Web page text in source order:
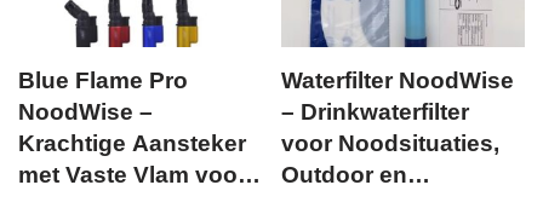
Blue Flame Pro
NoodWise –
Krachtige Aansteker
met Vaste Vlam voor
Waterfilter NoodWise
– Drinkwaterfilter
voor Noodsituaties,
Outdoor en